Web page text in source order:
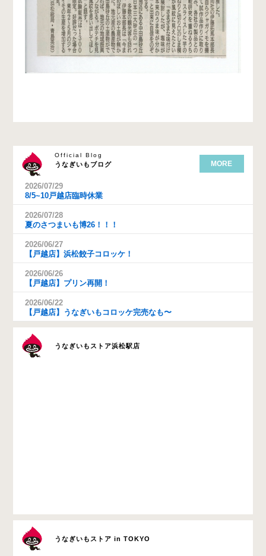
うなぎいもブログ
Official Blog
MORE
2026/07/29
8/5~10戸越店臨時休業
2026/07/28
夏のさつまいも博26！！！
2026/06/27
【戸越店】浜松餃子コロッケ！
2026/06/26
【戸越店】プリン再開！
2026/06/22
【戸越店】うなぎいもコロッケ完売なも〜
うなぎいもストア浜松駅店
うなぎいもストア in TOKYO